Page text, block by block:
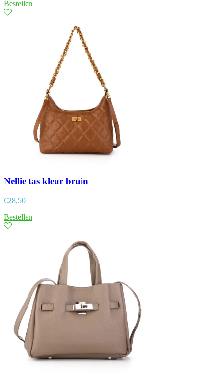
Bestellen
Nellie tas kleur bruin
€28,50
Bestellen